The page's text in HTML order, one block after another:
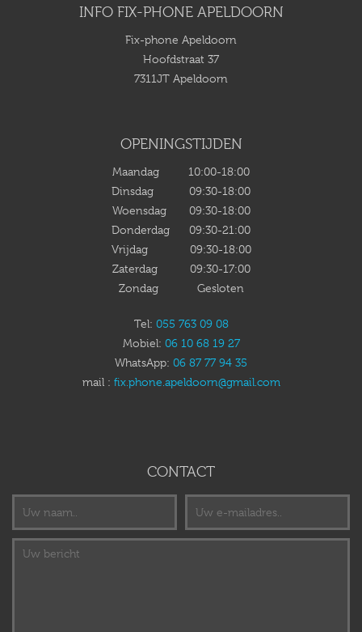
INFO FIX-PHONE APELDOORN
Fix-phone Apeldoorn
Hoofdstraat 37
7311JT Apeldoorn
OPENINGSTIJDEN
Maandag 10:00-18:00
Dinsdag 09:30-18:00
Woensdag 09:30-18:00
Donderdag 09:30-21:00
Vrijdag 09:30-18:00
Zaterdag 09:30-17:00
Zondag Gesloten
Tel: 055 763 09 08
Mobiel: 06 10 68 19 27
WhatsApp: 06 87 77 94 35
mail : fix.phone.apeldoorn@gmail.com
CONTACT